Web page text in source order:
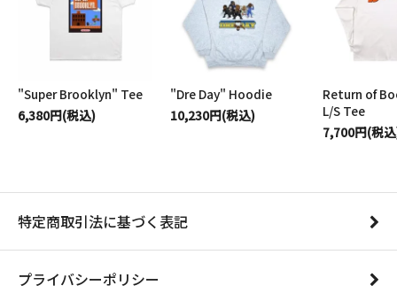
"Super Brooklyn" Tee
6,380円(税込)
"Dre Day" Hoodie
10,230円(税込)
Return of
L/S Tee
7,700円(税
特定商取引法に基づく表記
プライバシーポリシー